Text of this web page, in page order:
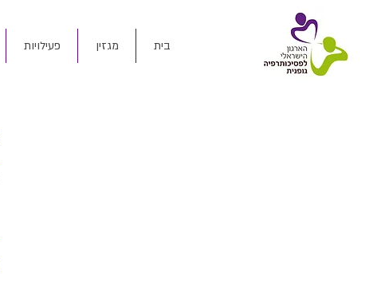
בית מגזין פעילויות